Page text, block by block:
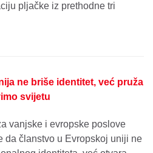
pljačke iz prethodne tri
ne briše identitet, već pruža
svijetu
vanjske i evropske poslove
da članstvo u Evropskoj uniji ne